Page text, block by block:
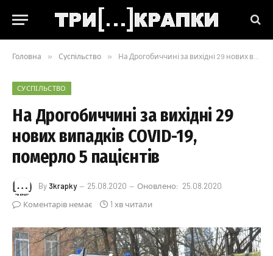
Головна » Суспільство » На Дрогобиччині за вихідні 29 нових випадків COVID-19, померло 5 пацієнтів
СУСПІЛЬСТВО
На Дрогобиччині за вихідні 29
нових випадків COVID-19,
померло 5 пацієнтів
By 3krapky 25.08.2020 Оновлено: 25.08.2020
Коментарів немає
1 хв читали